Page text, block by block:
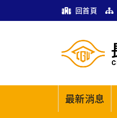
回首頁
最新消息